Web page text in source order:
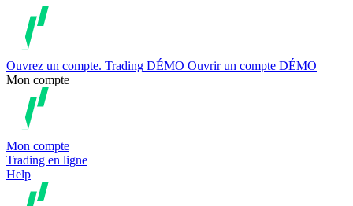
Ouvrez un compte. Trading DÉMO Ouvrir un compte DÉMO
Mon compte
Mon compte
Trading en ligne
Help